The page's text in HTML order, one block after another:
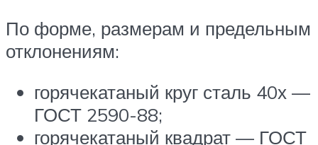
По форме, размерам и предельным
отклонениям:
горячекатаный круг сталь 40х —
ГОСТ 2590-88;
горячекатаный квадрат — ГОСТ